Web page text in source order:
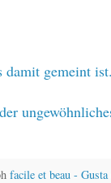
damit gemeint
facile et beau - Gusta